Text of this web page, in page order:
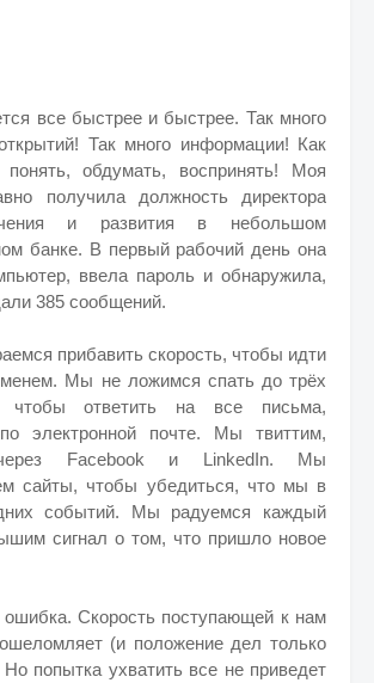
все быстрее и быстрее. Так много
Так много информации! Как
обдумать, воспринять! Моя
получила должность директора
и развития в небольшом
банке. В первый рабочий день она
ввела пароль и обнаружила,
385 сообщений.
прибавить скорость, чтобы идти
Мы не ложимся спать до трёх
чтобы ответить на все письма,
электронной почте. Мы твиттим,
Facebook и LinkedIn. Мы
сайты, чтобы убедиться, что мы в
событий. Мы радуемся каждый
сигнал о том, что пришло новое
Скорость поступающей к нам
(и положение дел только
попытка ухватить все не приведет